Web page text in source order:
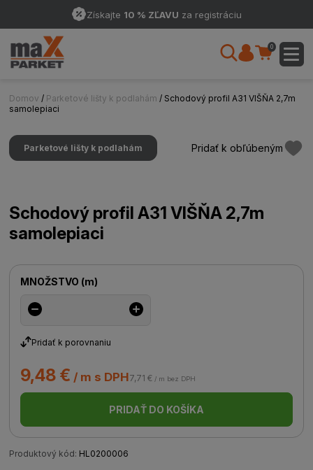
Získajte 10 % ZĽAVU za registráciu
0
Domov / Parketové lišty k podlahám / Schodový profil A31 VIŠŇA 2,7m
samolepiaci
Parketové lišty k podlahám Pridať k obľúbeným
Schodový profil A31 VIŠŇA 2,7m
samolepiaci
MNOŽSTVO (m)
Pridať k porovnaniu
9,48 € / m s DPH7,71 € / m bez DPH
PRIDAŤ DO KOŠÍKA
Produktový kód: HL0200006